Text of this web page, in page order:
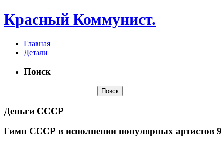
Красный Коммунист.
Главная
Детали
Поиск
Деньги СССР
Гимн СССР в исполнении популярных артистов